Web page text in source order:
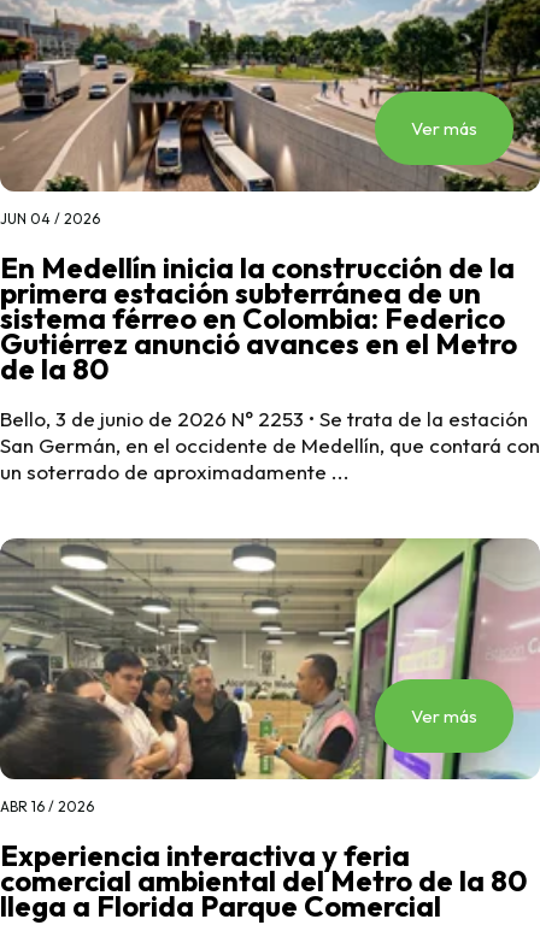
Ver más
JUN 04 / 2026
En Medellín inicia la construcción de la
primera estación subterránea de un
sistema férreo en Colombia: Federico
Gutiérrez anunció avances en el Metro
de la 80
Bello, 3 de junio de 2026 N° 2253 • Se trata de la estación
San Germán, en el occidente de Medellín, que contará con
un soterrado de aproximadamente ...
Ver más
ABR 16 / 2026
Experiencia interactiva y feria
comercial ambiental del Metro de la 80
llega a Florida Parque Comercial